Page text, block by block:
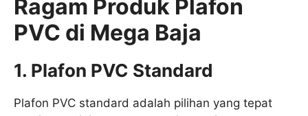
Ragam Produk Plafon
PVC di Mega Baja
1. Plafon PVC Standard
Plafon PVC standard adalah pilihan yang tepat